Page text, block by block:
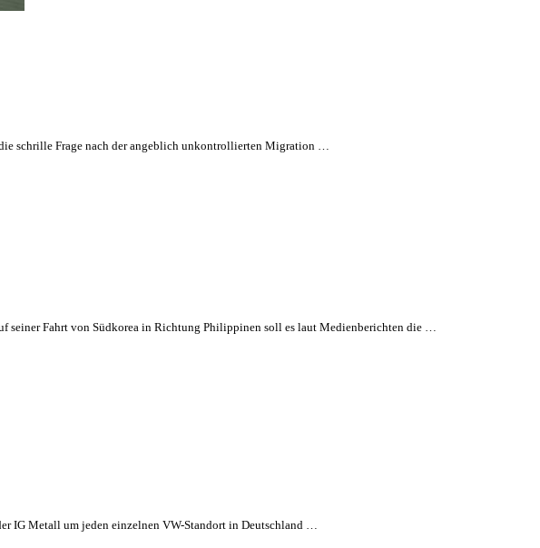
schrille Frage nach der angeblich unkontrollierten Migration …
seiner Fahrt von Südkorea in Richtung Philippinen soll es laut Medienberichten die …
IG Metall um jeden einzelnen VW-Standort in Deutschland …